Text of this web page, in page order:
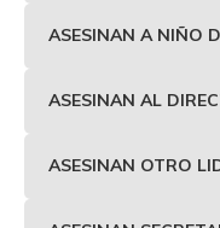
ASESINAN A NIÑO
ASESINAN AL
ASESINAN OTRO